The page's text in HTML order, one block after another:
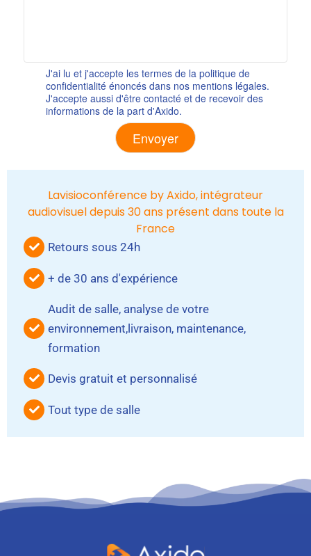
J'ai lu et j'accepte les termes de la politique de
confidentialité énoncés dans nos mentions légales.
J'accepte aussi d'être contacté et de recevoir des
informations de la part d'Axido.
Lavisioconférence by Axido, intégrateur
audiovisuel depuis 30 ans présent dans toute la
France
Retours sous 24h
+ de 30 ans d'expérience
Audit de salle, analyse de votre
environnement,livraison, maintenance,
formation
Devis gratuit et personnalisé
Tout type de salle